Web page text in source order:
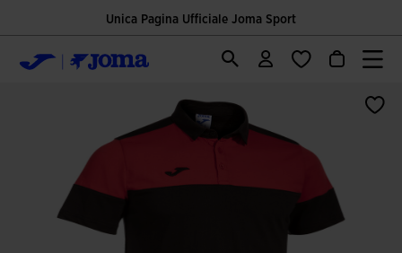
Unica Pagina Ufficiale Joma Sport